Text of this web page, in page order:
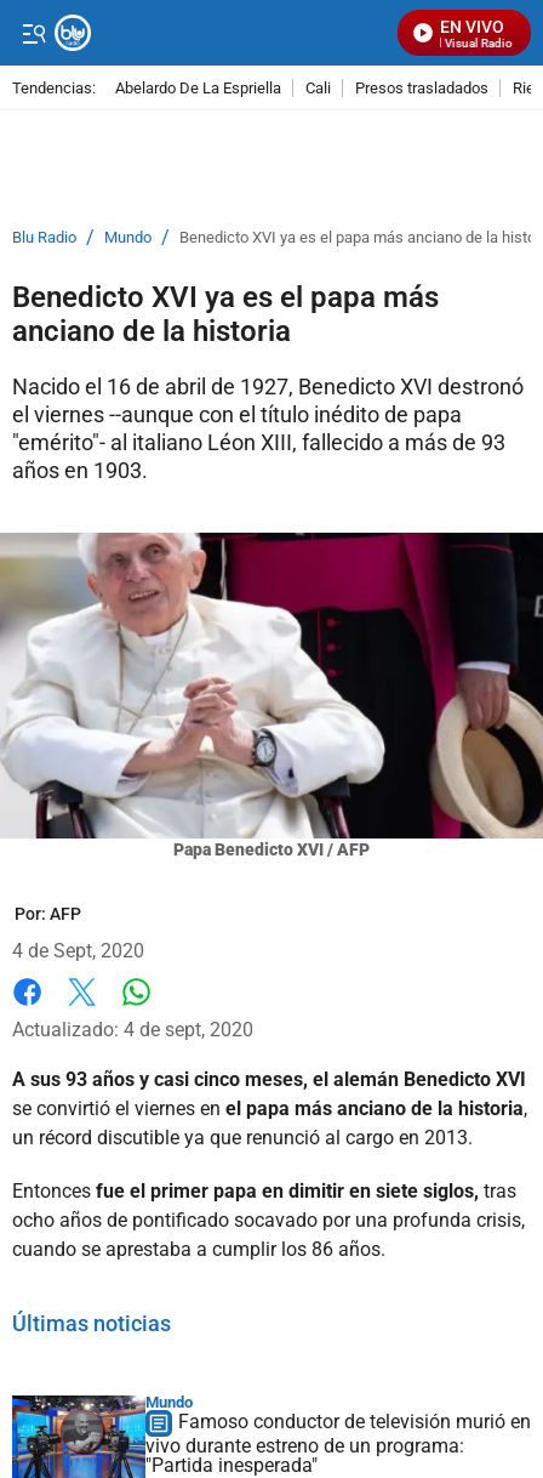
EN VIVO
Señal Visual Radio
Tendencias: Abelardo De La Espriella Cali Presos trasladados
Blu Radio / Mundo / Benedicto XVI ya es el papa más anciano de la
Benedicto XVI ya es el papa más
anciano de la historia
Nacido el 16 de abril de 1927, Benedicto XVI destronó
el viernes --aunque con el título inédito de papa
"emérito"- al italiano Léon XIII, fallecido a más de 93
años en 1903.
Papa Benedicto XVI / AFP
Por: AFP
4 de Sept, 2020
Facebook
X
Actualizado: 4 de sept, 2020
A sus 93 años y casi cinco meses, el alemán Benedicto XVI
se convirtió el viernes en el papa más anciano de la historia,
un récord discutible ya que renunció al cargo en 2013.
Entonces fue el primer papa en dimitir en siete siglos, tras
ocho años de pontificado socavado por una profunda crisis,
cuando se aprestaba a cumplir los 86 años.
Últimas noticias
Mundo
Famoso conductor de televisión murió en
vivo durante estreno de un programa:
"Partida inesperada"